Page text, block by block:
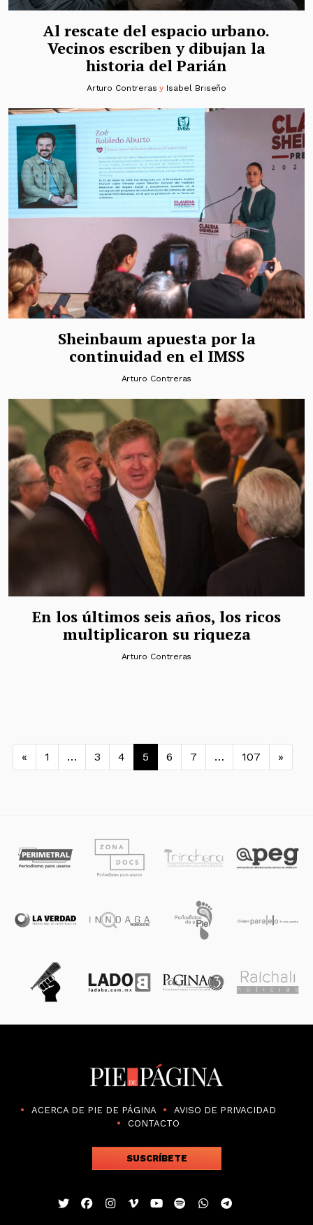
Al rescate del espacio urbano.
Vecinos escriben y dibujan la
historia del Parián
Arturo Contreras y Isabel Briseño
Sheinbaum apuesta por la
continuidad en el IMSS
Arturo Contreras
En los últimos seis años, los ricos
multiplicaron su riqueza
Arturo Contreras
Navegación de entradas
« 1 … 3 4 5 6 7 … 107 »
ACERCA DE PIE DE PÁGINA
AVISO DE PRIVACIDAD
CONTACTO
SUSCRÍBETE